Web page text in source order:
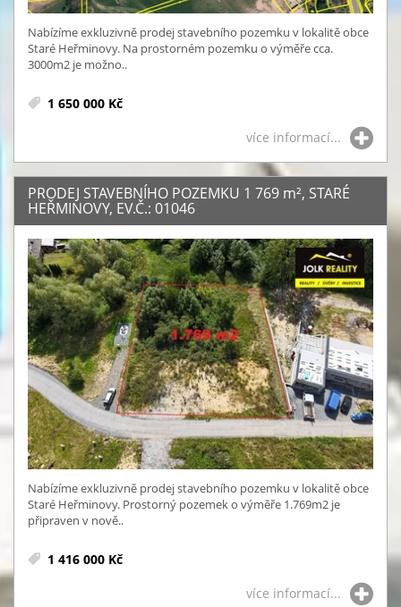
Nabízíme exkluzivně prodej stavebního pozemku v lokalitě obce
Staré Heřminovy. Na prostorném pozemku o výměře cca.
3000m2 je možno..
1 650 000 Kč
více informací...
PRODEJ STAVEBNÍHO POZEMKU 1 769 m², STARÉ
HEŘMINOVY, EV.Č.: 01046
Nabízíme exkluzivně prodej stavebního pozemku v lokalitě obce
Staré Heřminovy. Prostorný pozemek o výměře 1.769m2 je
připraven v nově..
1 416 000 Kč
více informací...